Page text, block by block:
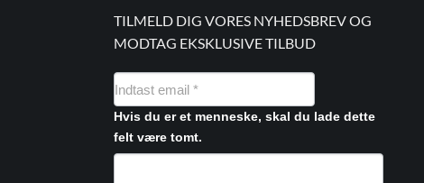
TILMELD DIG VORES NYHEDSBREV OG
MODTAG EKSKLUSIVE TILBUD
NYHEDSMAIL
FORMULAR
Hvis du er et menneske, skal du lade dette
felt være tomt.